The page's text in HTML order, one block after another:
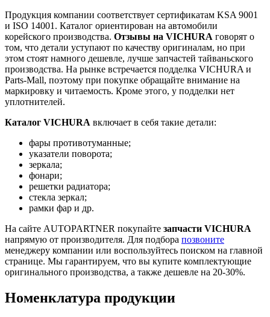
Продукция компании соответствует сертификатам KSA 9001
и ISO 14001. Каталог ориентирован на автомобили
корейского производства. Отзывы на VICHURA говорят о
том, что детали уступают по качеству оригиналам, но при
этом стоят намного дешевле, лучше запчастей тайваньского
производства. На рынке встречается подделка VICHURA и
Parts-Mall, поэтому при покупке обращайте внимание на
маркировку и читаемость. Кроме этого, у подделки нет
уплотнителей.
Каталог VICHURA включает в себя такие детали:
фары противотуманные;
указатели поворота;
зеркала;
фонари;
решетки радиатора;
стекла зеркал;
рамки фар и др.
На сайте AUTOPARTNER покупайте запчасти VICHURA
напрямую от производителя. Для подбора позвоните
менеджеру компании или воспользуйтесь поиском на главной
странице. Мы гарантируем, что вы купите комплектующие
оригинального производства, а также дешевле на 20-30%.
Номенклатура продукции